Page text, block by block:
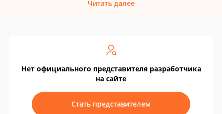
Читать далее
Нет официального представителя разработчика
на сайте
Стать представителем